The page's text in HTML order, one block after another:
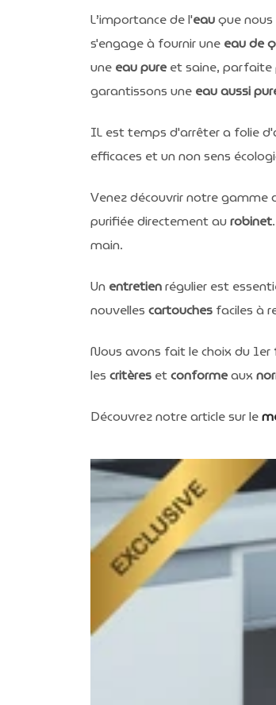
L’importance de l'eauque
s'engage à fournir une eau de
une eau pureet saine, parfaite
garantissons une eau aussi
IL est temps d'arrêter a folie
efficaces et un non sens
Venez découvrir notre
purifiée directement aurobinet
main.
Un entretienrégulier est
nouvelles cartouches faciles à
Nous avons fait le choix du 1er
les critères etconformeaux
Découvrez notre article sur le